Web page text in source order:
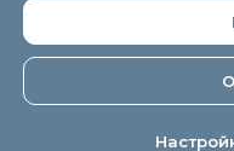
Регистрация в
Дата включения
eplan.by в Торговый
11.04.2018,
ЗАО "